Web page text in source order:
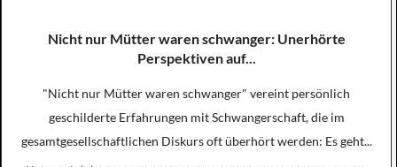
Nicht nur Mütter waren schwanger: Unerhörte
Perspektiven auf...
"Nicht nur Mütter waren schwanger" vereint persönlich
geschilderte Erfahrungen mit Schwangerschaft, die im
gesamtgesellschaftlichen Diskurs oft überhört werden: Es geht...